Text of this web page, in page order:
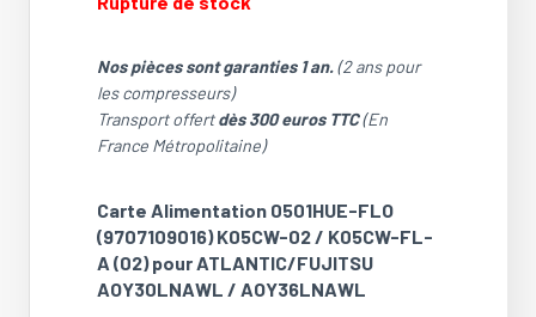
Nos pièces sont garanties 1 an.(2 ans pour
les compresseurs)
Transport offertdès 300 euros TTC(En
France Métropolitaine)
Carte Alimentation 0501HUE-FLO
(9707109016) K05CW-02 / K05CW-FL-
A (02) pour ATLANTIC/FUJITSU
AOY30LNAWL / AOY36LNAWL